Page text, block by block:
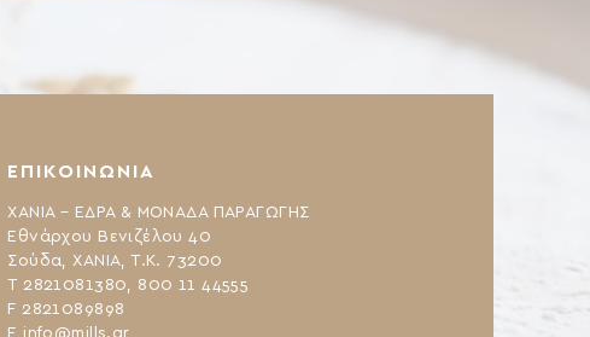
ΕΠΙΚΟΙΝΩΝΙΑ
ΧΑΝΙΑ – ΕΔΡΑ & ΜΟΝΑΔΑ ΠΑΡΑΓΩΓΗΣ
Εθνάρχου Βενιζέλου 40
Σούδα, ΧΑΝΙΑ, Τ.Κ. 73200
Τ 2821081380, 800 11 44555
F 2821089898